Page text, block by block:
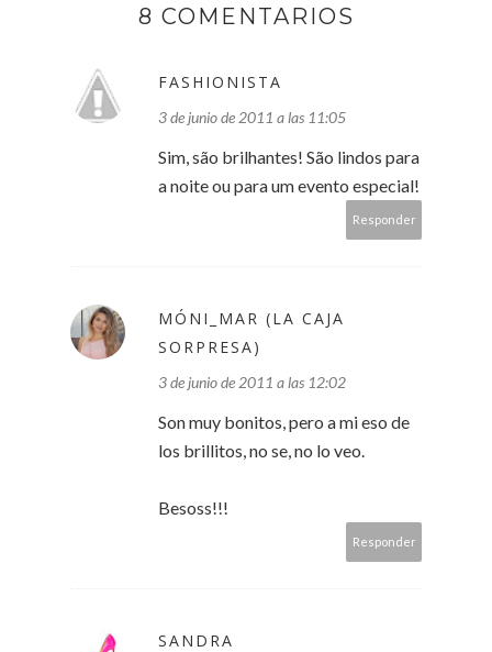
8 COMENTARIOS
FASHIONISTA
3 de junio de 2011 a las 11:05
Sim, são brilhantes! São lindos para
a noite ou para um evento especial!
Responder
MÓNI_MAR (LA CAJA
SORPRESA)
3 de junio de 2011 a las 12:02
Son muy bonitos, pero a mi eso de
los brillitos, no se, no lo veo.
Besoss!!!
Responder
SANDRA